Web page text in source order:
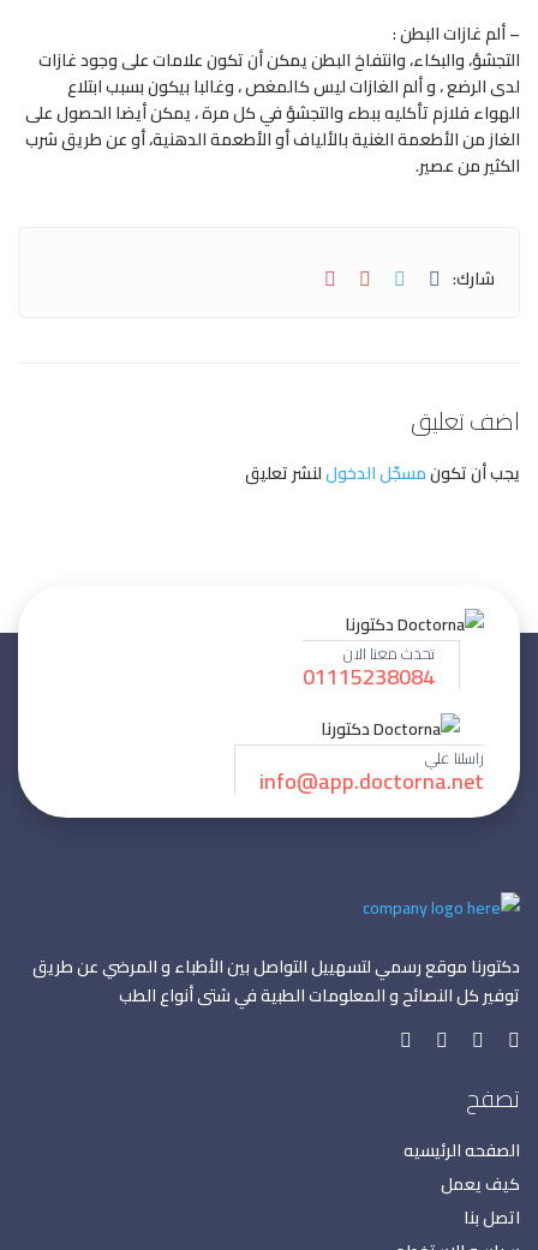
– ألم غازات البطن :
التجشؤ، والبكاء، وانتفاخ البطن يمكن أن تكون علامات على وجود غازات
لدى الرضع ، و ألم الغازات ليس كالمغص ، وغالبا بيكون بسبب ابتلاع
الهواء فلازم تأكليه ببطء والتجشؤ في كل مرة ، يمكن أيضا الحصول على
الغاز من الأطعمة الغنية بالألياف أو الأطعمة الدهنية، أو عن طريق شرب
الكثير من عصير.
شارك:
اضف تعليق
يجب أن تكونمسجّل الدخوللنشر تعليق
تحدث معنا الان
01115238084
راسلنا علي
info@app.doctorna.net
دكتورنا موقع رسمي لتسهييل التواصل بين الأطباء و المرضي عن طريق
توفير كل النصائح و المعلومات الطبية في شتى أنواع الطب
تصفح
الصفحه الرئيسيه
كيف يعمل
اتصل بنا